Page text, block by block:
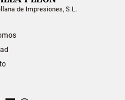
de Impresiones, S.L.